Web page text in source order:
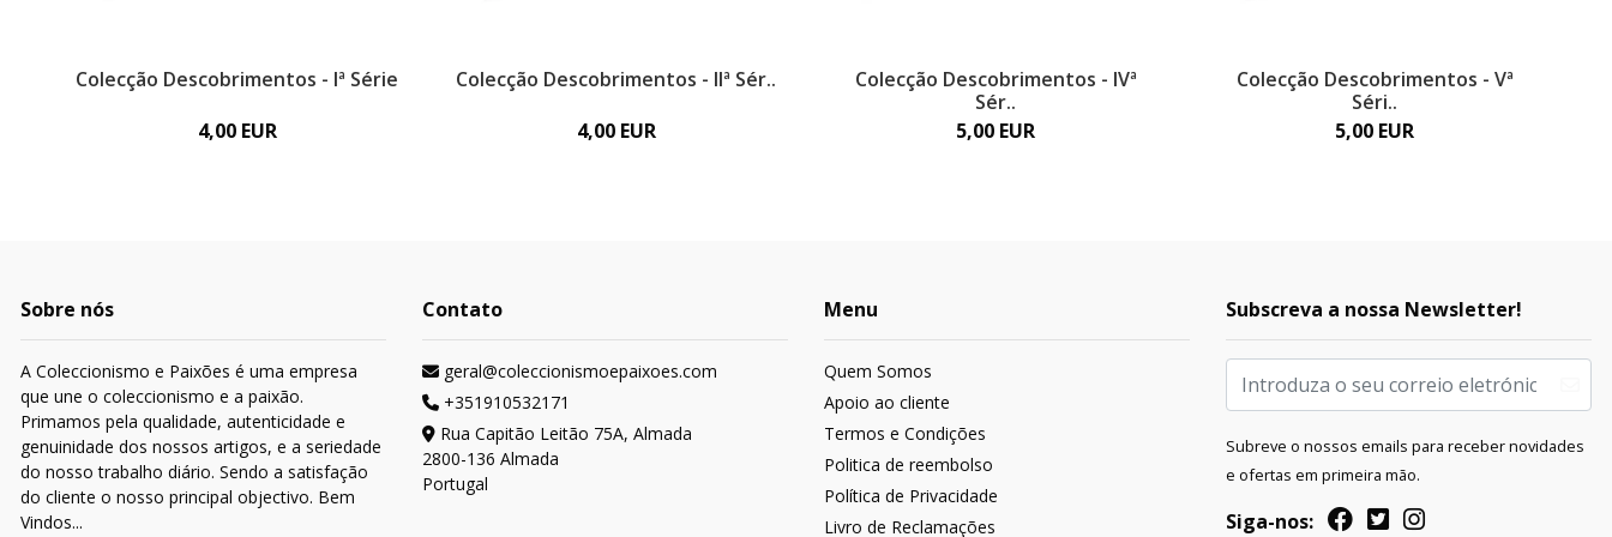
Colecção Descobrimentos - Iª Série
4,00 EUR
Colecção Descobrimentos - IIª Sér..
4,00 EUR
Colecção Descobrimentos - IVª
Sér..
5,00 EUR
Colecção Descobrimentos - Vª
Séri..
5,00 EUR
Sobre nós
A Coleccionismo e Paixões é uma empresa
que une o coleccionismo e a paixão.
Primamos pela qualidade, autenticidade e
genuinidade dos nossos artigos, e a seriedade
do nosso trabalho diário. Sendo a satisfação
do cliente o nosso principal objectivo. Bem
Vindos...
Contato
geral@coleccionismoepaixoes.com
+351910532171
Rua Capitão Leitão 75A, Almada
2800-136 Almada
Portugal
Menu
Quem Somos
Apoio ao cliente
Termos e Condições
Politica de reembolso
Política de Privacidade
Livro de Reclamações
Subscreva a nossa Newsletter!
Subreve o nossos emails para receber novidades
e ofertas em primeira mão.
Siga-nos: